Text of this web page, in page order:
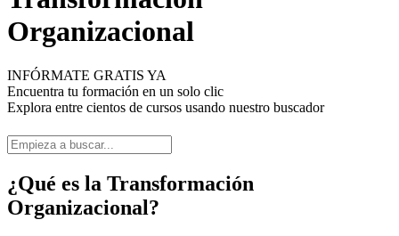
Organizacional
INFÓRMATE GRATIS YA
Encuentra tu formación en un solo clic
Explora entre cientos de cursos usando nuestro buscador
¿Qué es la Transformación
Organizacional?